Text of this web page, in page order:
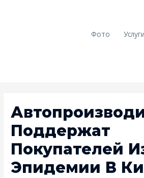
Фото Услуги
Поддержат
Покупателей
Эпидемии В